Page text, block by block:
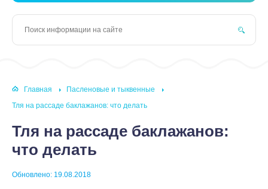
Главная
Пасленовые и тыквенные
Тля на рассаде баклажанов: что делать
Тля на рассаде баклажанов:
что делать
Обновлено: 19.08.2018